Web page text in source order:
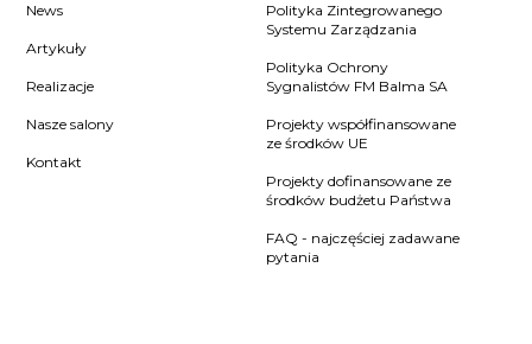
News
Artykuły
Realizacje
Nasze salony
Kontakt
Polityka Zintegrowanego
Systemu Zarządzania
Polityka Ochrony
Sygnalistów FM Balma SA
Projekty współfinansowane
ze środków UE
Projekty dofinansowane ze
środków budżetu Państwa
FAQ - najczęściej zadawane
pytania